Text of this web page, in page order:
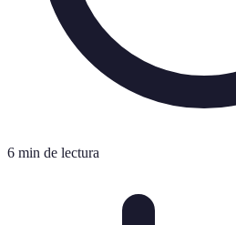
6 min de lectura